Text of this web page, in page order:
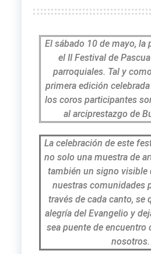
El sábado 10 de mayo, la
el II Festival de
parroquiales. Tal y
primera edición
los coros participantes
al arciprestazgo de
La celebración de este
no solo una muestra de
también un signo visible
nuestras comunidades
través de cada canto, se
alegría del Evangelio y
sea puente de encuentro
nosotros.